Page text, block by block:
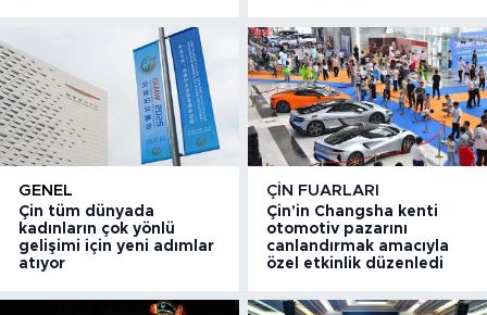
GENEL
Çin tüm dünyada
kadınların çok yönlü
gelişimi için yeni adımlar
atıyor
ÇIN FUARLARI
Çin'in Changsha kenti
otomotiv pazarını
canlandırmak amacıyla
özel etkinlik düzenledi